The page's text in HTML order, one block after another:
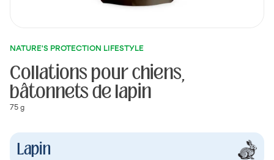
NATURE'S PROTECTION LIFESTYLE
Collations pour chiens,
bâtonnets de lapin
75 g
Lapin